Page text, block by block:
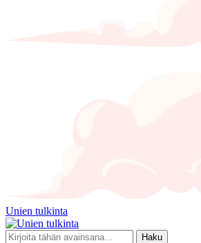
Unien tulkinta
Haku